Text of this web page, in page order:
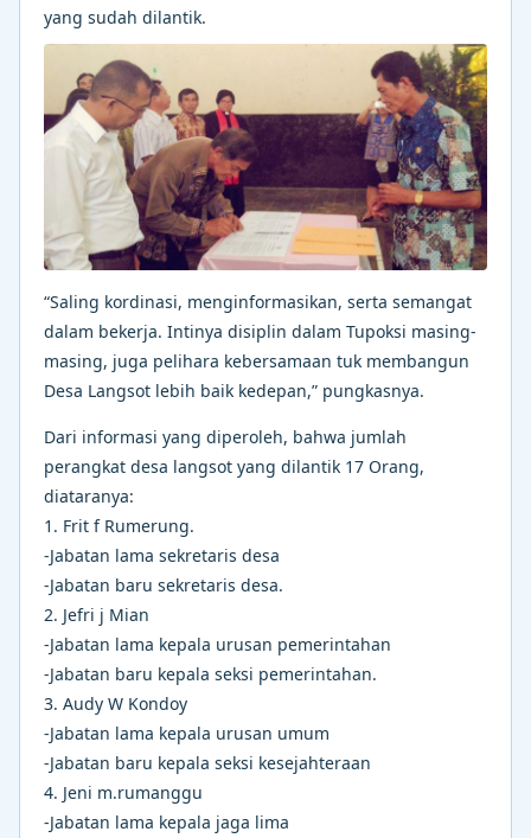
yang sudah dilantik.
“Saling kordinasi, menginformasikan, serta semangat
dalam bekerja. Intinya disiplin dalam Tupoksi masing-
masing, juga pelihara kebersamaan tuk membangun
Desa Langsot lebih baik kedepan,” pungkasnya.
Dari informasi yang diperoleh, bahwa jumlah
perangkat desa langsot yang dilantik 17 Orang,
diataranya:
1. Frit f Rumerung.
-Jabatan lama sekretaris desa
-Jabatan baru sekretaris desa.
2. Jefri j Mian
-Jabatan lama kepala urusan pemerintahan
-Jabatan baru kepala seksi pemerintahan.
3. Audy W Kondoy
-Jabatan lama kepala urusan umum
-Jabatan baru kepala seksi kesejahteraan
4. Jeni m.rumanggu
-Jabatan lama kepala jaga lima